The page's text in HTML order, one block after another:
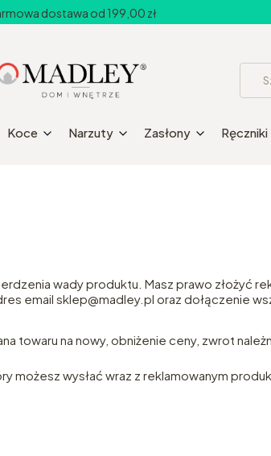
dostawa od 199,00 zł
Koce Narzuty Zasłony Ręczniki
wady produktu. Masz prawo złożyć
email sklep@madley.pl oraz dołączenie
towaru na nowy, obniżenie ceny, zwrot
możesz wysłać wraz z reklamowanym